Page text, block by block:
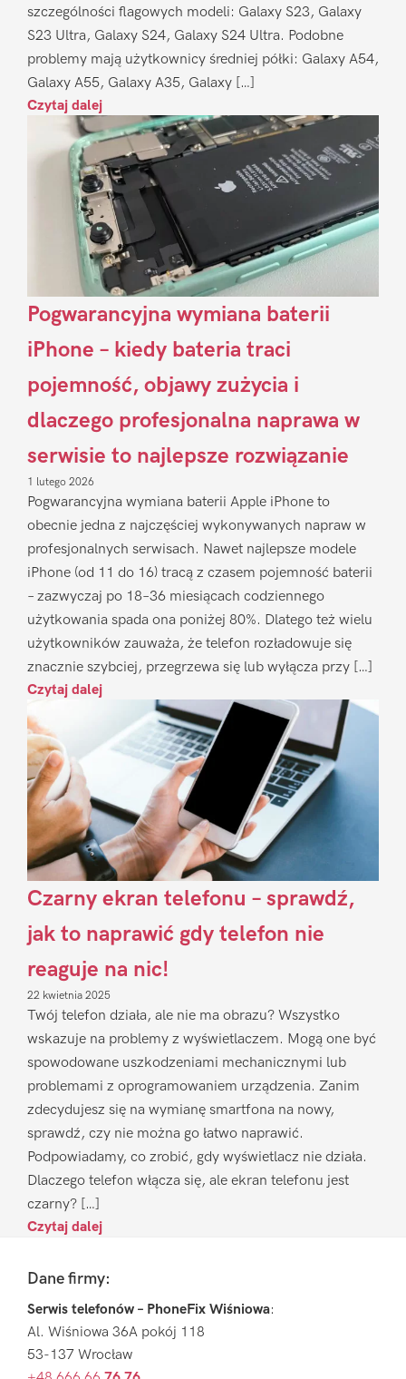
szczególności flagowych modeli: Galaxy S23, Galaxy
S23 Ultra, Galaxy S24, Galaxy S24 Ultra. Podobne
problemy mają użytkownicy średniej półki: Galaxy A54,
Galaxy A55, Galaxy A35, Galaxy […]
Czytaj dalej
Pogwarancyjna wymiana baterii
iPhone – kiedy bateria traci
pojemność, objawy zużycia i
dlaczego profesjonalna naprawa w
serwisie to najlepsze rozwiązanie
1 lutego 2026
Pogwarancyjna wymiana baterii Apple iPhone to
obecnie jedna z najczęściej wykonywanych napraw w
profesjonalnych serwisach. Nawet najlepsze modele
iPhone (od 11 do 16) tracą z czasem pojemność baterii
– zazwyczaj po 18–36 miesiącach codziennego
użytkowania spada ona poniżej 80%. Dlatego też wielu
użytkowników zauważa, że telefon rozładowuje się
znacznie szybciej, przegrzewa się lub wyłącza przy […]
Czytaj dalej
Czarny ekran telefonu – sprawdź,
jak to naprawić gdy telefon nie
reaguje na nic!
22 kwietnia 2025
Twój telefon działa, ale nie ma obrazu? Wszystko
wskazuje na problemy z wyświetlaczem. Mogą one być
spowodowane uszkodzeniami mechanicznymi lub
problemami z oprogramowaniem urządzenia. Zanim
zdecydujesz się na wymianę smartfona na nowy,
sprawdź, czy nie można go łatwo naprawić.
Podpowiadamy, co zrobić, gdy wyświetlacz nie działa.
Dlaczego telefon włącza się, ale ekran telefonu jest
czarny? […]
Czytaj dalej
FooterDane firmy:
Serwis telefonów – PhoneFix Wiśniowa:
Al. Wiśniowa 36A pokój 118
53-137 Wrocław